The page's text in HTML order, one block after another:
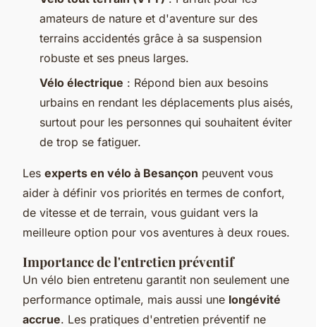
amateurs de nature et d'aventure sur des
terrains accidentés grâce à sa suspension
robuste et ses pneus larges.
Vélo électrique : Répond bien aux besoins
urbains en rendant les déplacements plus aisés,
surtout pour les personnes qui souhaitent éviter
de trop se fatiguer.
Les experts en vélo à Besançon peuvent vous
aider à définir vos priorités en termes de confort,
de vitesse et de terrain, vous guidant vers la
meilleure option pour vos aventures à deux roues.
Importance de l'entretien préventif
Un vélo bien entretenu garantit non seulement une
performance optimale, mais aussi une longévité
accrue. Les pratiques d'entretien préventif ne